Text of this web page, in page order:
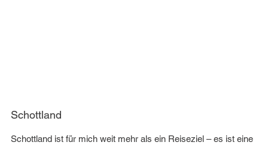
Schottland
Schottland ist für mich weit mehr als ein Reiseziel – es ist eine